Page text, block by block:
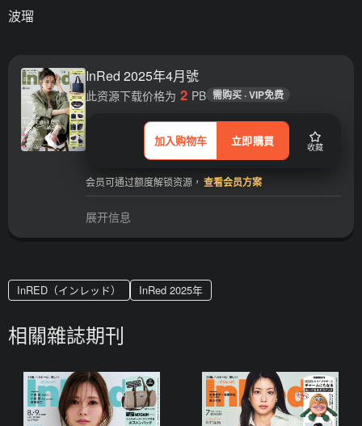
波瑠
InRed 2025年4月號
加入购物车 立即購買 收藏
此资源下载价格为 2 PB 需购买 · VIP免费
会员可通过额度解锁资源， 查看会员方案
展开信息
InRED（インレッド） InRed 2025年
相關雜誌期刊